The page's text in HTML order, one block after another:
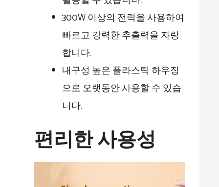
300W 이상의 전력을 사용하여
빠르고 강력한 추출력을 자랑
합니다.
내구성 높은 플라스틱 하우징
으로 오랫동안 사용할 수 있습
니다.
편리한 사용성